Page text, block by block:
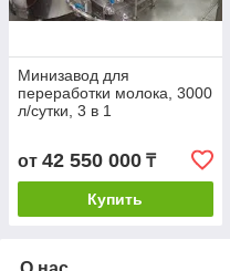
Минизавод для
переработки молока, 3000
л/сутки, 3 в 1
от 42 550 000 ₸
Купить